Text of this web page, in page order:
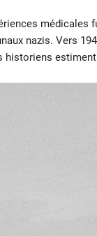
nazis. Vers
historiens